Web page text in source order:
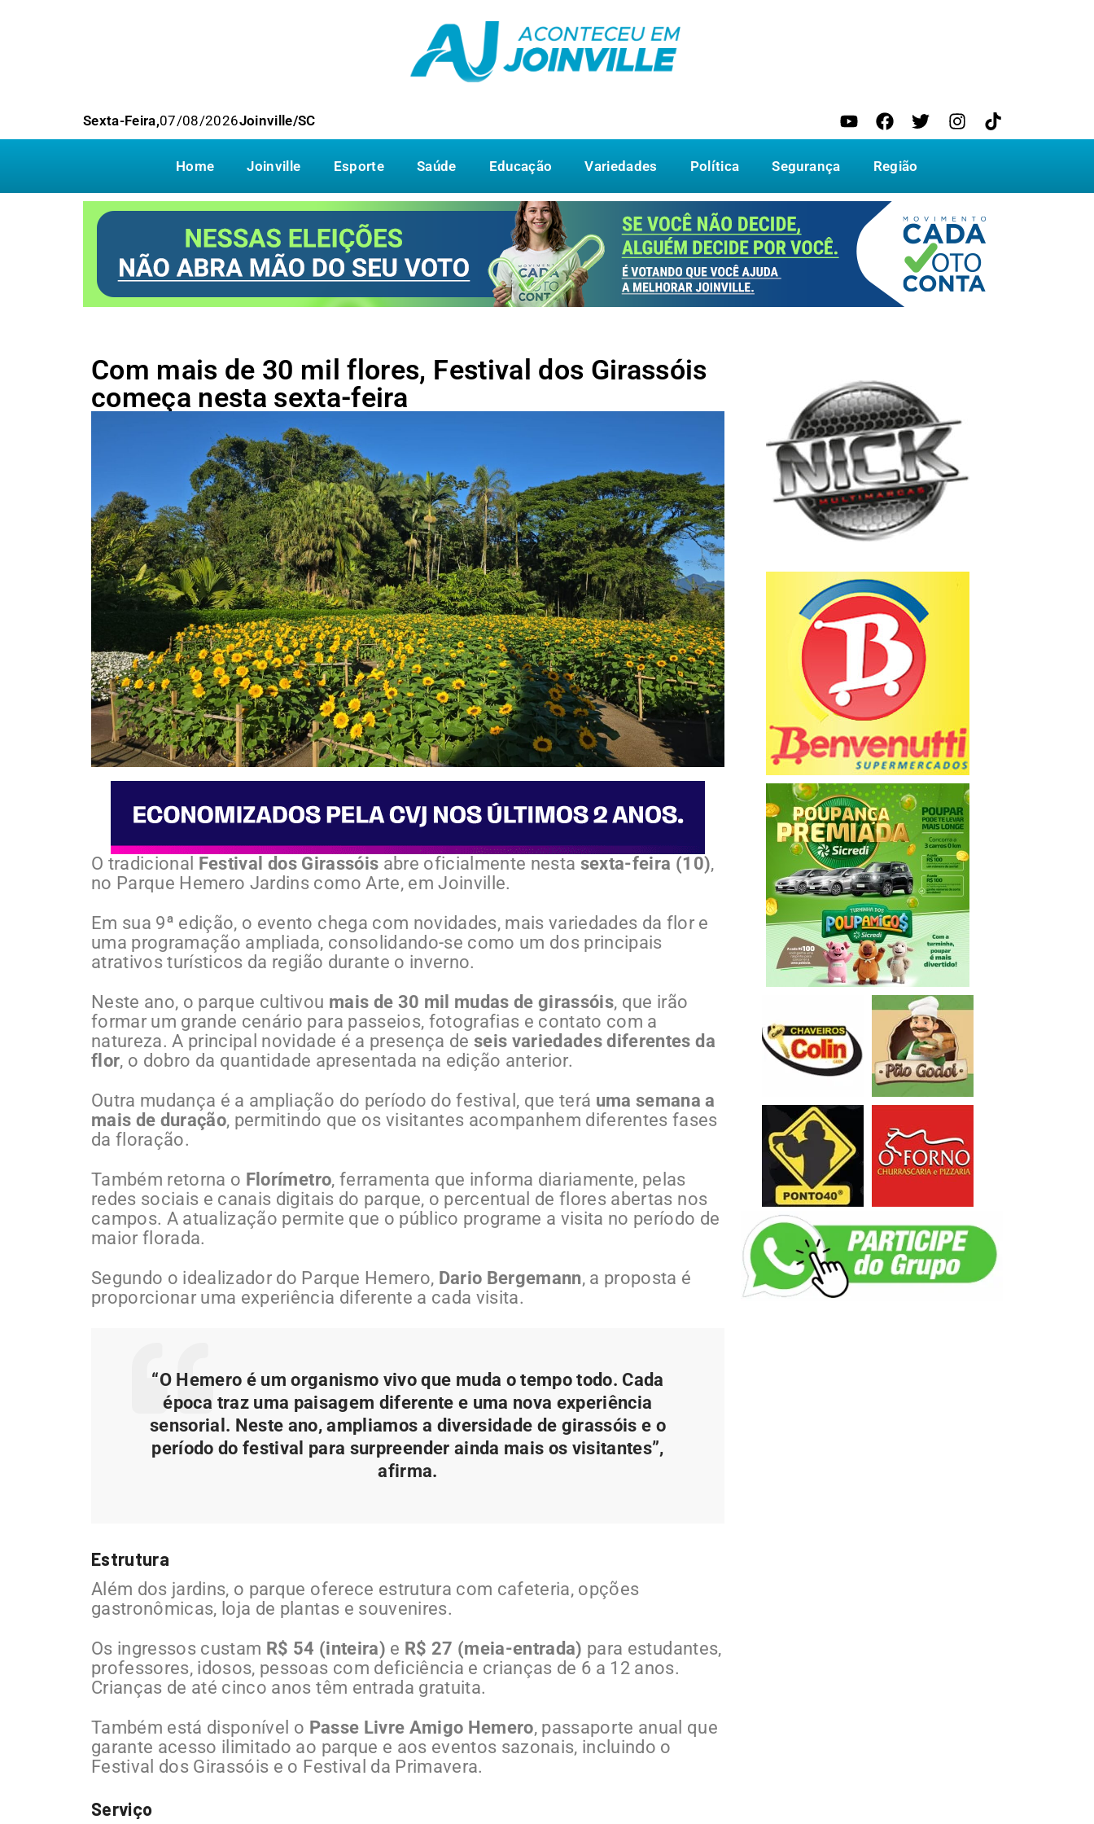
Sexta-Feira,07/08/2026Joinville/SC
Home Joinville Esporte Saúde Educação Variedades Política Segurança Região
Com mais de 30 mil flores, Festival dos Girassóis
começa nesta sexta-feira
O tradicional Festival dos Girassóis abre oficialmente nesta sexta-feira (10),
no Parque Hemero Jardins como Arte, em Joinville.
Em sua 9ª edição, o evento chega com novidades, mais variedades da flor e
uma programação ampliada, consolidando-se como um dos principais
atrativos turísticos da região durante o inverno.
Neste ano, o parque cultivou mais de 30 mil mudas de girassóis, que irão
formar um grande cenário para passeios, fotografias e contato com a
natureza. A principal novidade é a presença de seis variedades diferentes da
flor, o dobro da quantidade apresentada na edição anterior.
Outra mudança é a ampliação do período do festival, que terá uma semana a
mais de duração, permitindo que os visitantes acompanhem diferentes fases
da floração.
Também retorna o Florímetro, ferramenta que informa diariamente, pelas
redes sociais e canais digitais do parque, o percentual de flores abertas nos
campos. A atualização permite que o público programe a visita no período de
maior florada.
Segundo o idealizador do Parque Hemero, Dario Bergemann, a proposta é
proporcionar uma experiência diferente a cada visita.
“O Hemero é um organismo vivo que muda o tempo todo. Cada
época traz uma paisagem diferente e uma nova experiência
sensorial. Neste ano, ampliamos a diversidade de girassóis e o
período do festival para surpreender ainda mais os visitantes”,
afirma.
Estrutura
Além dos jardins, o parque oferece estrutura com cafeteria, opções
gastronômicas, loja de plantas e souvenires.
Os ingressos custam R$ 54 (inteira) e R$ 27 (meia-entrada) para estudantes,
professores, idosos, pessoas com deficiência e crianças de 6 a 12 anos.
Crianças de até cinco anos têm entrada gratuita.
Também está disponível o Passe Livre Amigo Hemero, passaporte anual que
garante acesso ilimitado ao parque e aos eventos sazonais, incluindo o
Festival dos Girassóis e o Festival da Primavera.
Serviço